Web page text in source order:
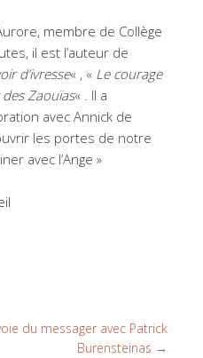
membre de Collège
il est l’auteur de
d’ivresse« , « Le courage
Zaouïas« . Il a
avec Annick de
les portes de notre
avec l’Ange »
du messager avec Patrick
Burensteinas →